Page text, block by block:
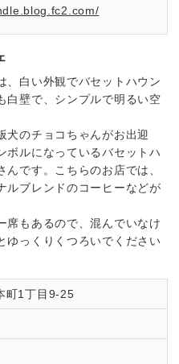
、白い外観でバセットハウン
白壁で、シンプルで明るい空
犬のチョコちゃんがお出迎
ボルになっているバセットハ
です。こちらのお店では、
ルブレンドのコーヒーなどが
席もあるので、混んでいなけ
ゆっくりくつろいでください
町1丁目9-25